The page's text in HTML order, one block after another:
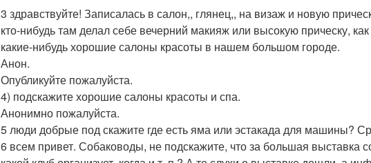
3 здравствуйте! Записалась в салон,, глянец,, на визаж и новую
кто-нибудь там делал себе вечерний макияж или высокую прическу,
какие-нибудь хорошие салоны красоты в нашем большом городе.
Анон.
Опубликуйте пожалуйста.
4) подскажите хорошие салоны красоты и спа.
Анонимно пожалуйста.
5 люди добрые под скажите где есть яма или эстакада для машины?
6 всем привет. Собаководы, не подскажите, что за большая выставка